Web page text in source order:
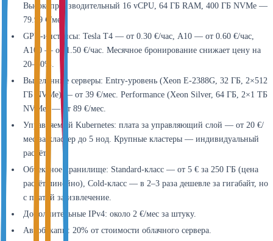
Высокопроизводительный 16 vCPU, 64 ГБ RAM, 400 ГБ NVMe —
79.99 €/мес.
GPU-инстансы: Tesla T4 — от 0.30 €/час, A10 — от 0.60 €/час,
A100 — от 1.50 €/час. Месячное бронирование снижает цену на
20–30%.
Выделенные серверы: Entry-уровень (Xeon E-2388G, 32 ГБ, 2×512
ГБ NVMe) — от 39 €/мес. Performance (Xeon Silver, 64 ГБ, 2×1 ТБ
NVMe) — от 89 €/мес.
Управляемый Kubernetes: плата за управляющий слой — от 20 €/
мес за кластер до 5 нод. Крупные кластеры — индивидуальный
расчёт.
Объектное хранилище: Standard-класс — от 5 € за 250 ГБ (цена
растёт линейно), Cold-класс — в 2–3 раза дешевле за гигабайт, но
с платой за извлечение.
Дополнительные IPv4: около 2 €/мес за штуку.
Автобэкапы: 20% от стоимости облачного сервера.